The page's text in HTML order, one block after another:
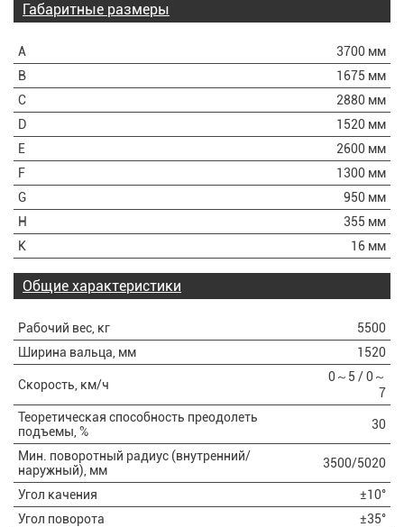
Габаритные размеры
А
3700 мм
В
1675 мм
С
2880 мм
D
1520 мм
Е
2600 мм
F
1300 мм
G
950 мм
H
355 мм
K
16 мм
Общие характеристики
Рабочий вес, кг
5500
Ширина вальца, мм
1520
Скорость, км/ч
0～5 / 0～
7
Теоретическая способность преодолеть
подъемы, %
30
Мин. поворотный радиус (внутренний/
наружный), мм
3500/5020
Угол качения
±10°
Угол поворота
±35°